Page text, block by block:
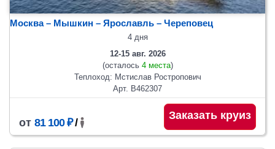
Москва – Мышкин – Ярославль – Череповец
4 дня
12-15 авг. 2026
(осталось 4 места)
Теплоход: Мстислав Ростропович
Арт. В462307
от 81 100 ₽/
Заказать круиз